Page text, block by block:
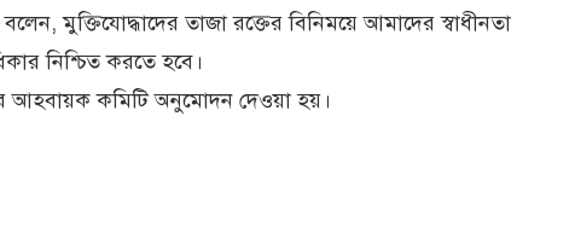
মুক্তিযোদ্ধাদের তাজা রক্তের বিনিময়ে আমাদের স্বাধীনতা
নিশ্চিত করতে হবে।
আহবায়ক কমিটি অনুমোদন দেওয়া হয়।